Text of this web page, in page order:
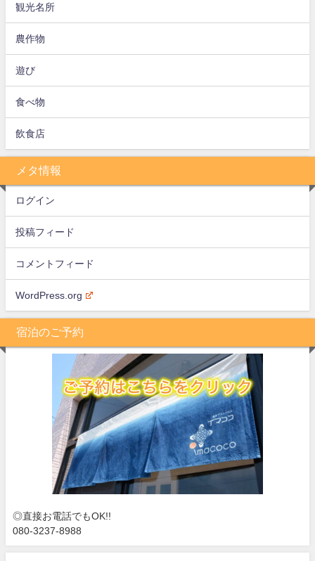
観光名所
農作物
遊び
食べ物
飲食店
メタ情報
ログイン
投稿フィード
コメントフィード
WordPress.org
宿泊のご予約
◎直接お電話でもOK!!
080-3237-8988